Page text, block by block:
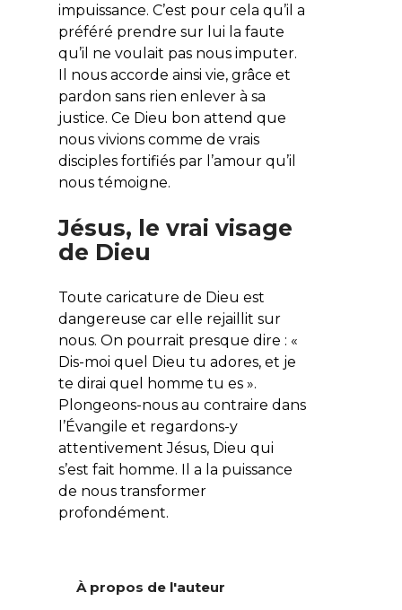
impuissance. C’est pour cela qu’il a
préféré prendre sur lui la faute
qu’il ne voulait pas nous imputer.
Il nous accorde ainsi vie, grâce et
pardon sans rien enlever à sa
justice. Ce Dieu bon attend que
nous vivions comme de vrais
disciples fortifiés par l’amour qu’il
nous témoigne.
Jésus, le vrai visage
de Dieu
Toute caricature de Dieu est
dangereuse car elle rejaillit sur
nous. On pourrait presque dire : «
Dis-moi quel Dieu tu adores, et je
te dirai quel homme tu es ».
Plongeons-nous au contraire dans
l’Évangile et regardons-y
attentivement Jésus, Dieu qui
s’est fait homme. Il a la puissance
de nous transformer
profondément.
À propos de l'auteur